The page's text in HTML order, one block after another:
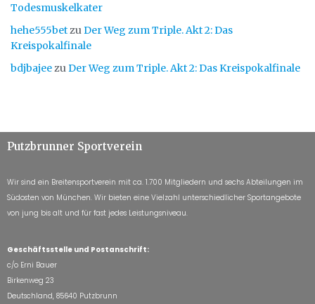
Todesmuskelkater
hehe555betzuDer Weg zum Triple. Akt 2: Das
Kreispokalfinale
bdjbajeezuDer Weg zum Triple. Akt 2: Das Kreispokalfinale
Putzbrunner Sportverein
Wir sind ein Breitensportverein mit ca. 1.700 Mitgliedern und sechs Abteilungen im
Südosten von München. Wir bieten eine Vielzahl unterschiedlicher Sportangebote
von jung bis alt und für fast jedes Leistungsniveau.
Geschäftsstelle und Postanschrift:
c/o Erni Bauer
Birkenweg 23
Deutschland, 85640 Putzbrunn